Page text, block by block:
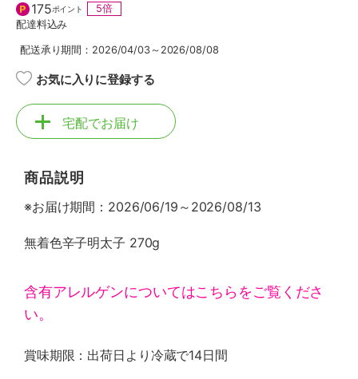
175ポイント
5倍
配達料込み
配送承り期間：2026/04/03～2026/08/08
お気に入りに登録する
宅配でお届け
商品説明
※お届け期間：2026/06/19～2026/08/13
無着色辛子明太子 270g
含有アレルゲンについてはこちらをご覧くださ
い。
賞味期限：出荷日より冷蔵で14日間